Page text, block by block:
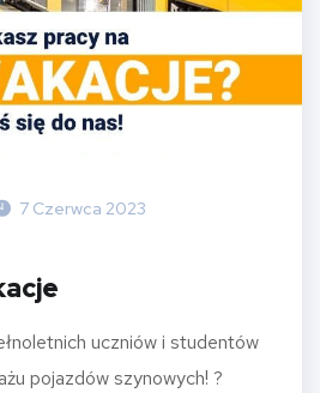
7 Czerwca 2023
uczniów i studentów
pojazdów szynowych! ?